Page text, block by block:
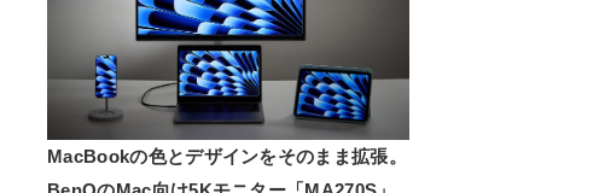
MacBookの色とデザインをそのまま拡張。